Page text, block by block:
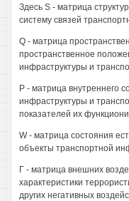
Здесь S - матрица
систему связей
Q - матрица
пространственное
инфраструктуры и
Р - матрица внутреннего
инфраструктуры и
показателей их
W - матрица состояния
объекты транспортной
Г - матрица внешних
характеристики
других негативных